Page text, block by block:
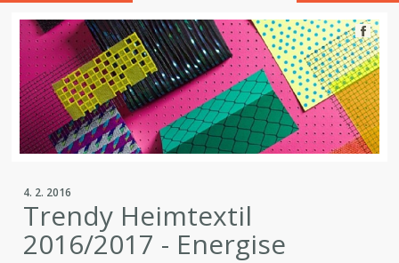
4. 2. 2016
Trendy Heimtextil
2016/2017 - Energise